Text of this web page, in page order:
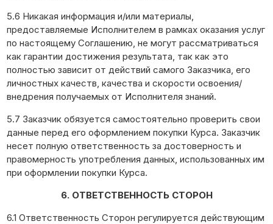
5.6 Никакая информация и/или материалы,
предоставляемые Исполнителем в рамках оказания услуг
по настоящему Соглашению, не могут рассматриваться
как гарантии достижения результата, так как это
полностью зависит от действий самого Заказчика, его
личностных качеств, качества и скорости освоения/
внедрения получаемых от Исполнителя знаний.
5.7 Заказчик обязуется самостоятельно проверить свои
данные перед его оформлением покупки Курса. Заказчик
несет полную ответственность за достоверность и
правомерность употребления данных, использованных им
при оформлении покупки Курса.
6. ОТВЕТСТВЕННОСТЬ СТОРОН
6.1 Ответственность Сторон регулируется действующим